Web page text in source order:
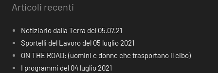
Articoli recenti
Notiziario dalla Terra del 05.07.21
Sportelli del Lavoro del 05 luglio 2021
ON THE ROAD: (uomini e donne che trasportano il cibo)
I programmi del 04 luglio 2021